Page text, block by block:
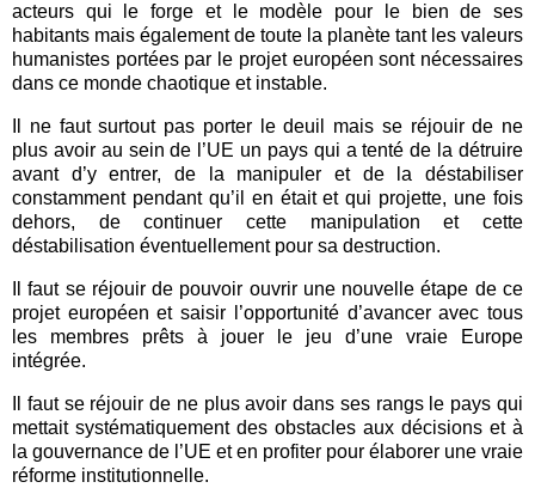
acteurs qui le forge et le modèle pour le bien de ses
habitants mais également de toute la planète tant les valeurs
humanistes portées par le projet européen sont nécessaires
dans ce monde chaotique et instable.
Il ne faut surtout pas porter le deuil mais se réjouir de ne
plus avoir au sein de l’UE un pays qui a tenté de la détruire
avant d’y entrer, de la manipuler et de la déstabiliser
constamment pendant qu’il en était et qui projette, une fois
dehors, de continuer cette manipulation et cette
déstabilisation éventuellement pour sa destruction.
Il faut se réjouir de pouvoir ouvrir une nouvelle étape de ce
projet européen et saisir l’opportunité d’avancer avec tous
les membres prêts à jouer le jeu d’une vraie Europe
intégrée.
Il faut se réjouir de ne plus avoir dans ses rangs le pays qui
mettait systématiquement des obstacles aux décisions et à
la gouvernance de l’UE et en profiter pour élaborer une vraie
réforme institutionnelle.